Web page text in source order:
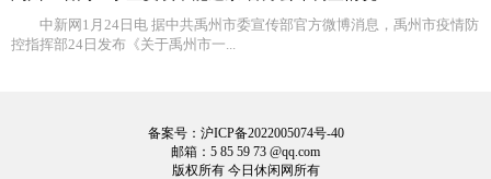
中新网1月24日电 据中共禹州市委宣传部官方微博消息，禹州市疫情防
控指挥部24日发布《关于禹州市一...
备案号：沪ICP备2022005074号-40
邮箱：5 85 59 73 @qq.com
版权所有 今日休闲网所有